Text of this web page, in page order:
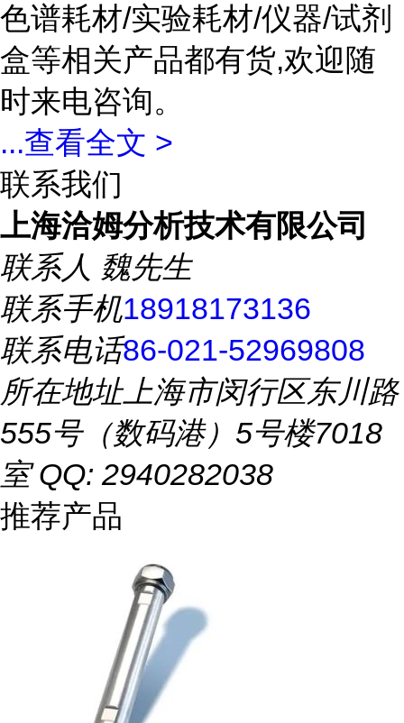
色谱耗材/实验耗材/仪器/试剂
盒等相关产品都有货,欢迎随
时来电咨询。
...查看全文 >
联系我们
上海洽姆分析技术有限公司
联系人 魏先生
联系手机18918173136
联系电话86-021-52969808
所在地址上海市闵行区东川路
555号（数码港）5号楼7018
室 QQ: 2940282038
推荐产品